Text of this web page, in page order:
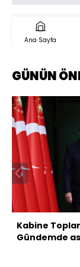
Ana Sayfa
GÜNÜN
Kabine
Gündemde